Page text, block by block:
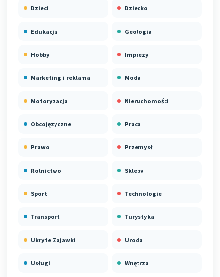
Dzieci Dziecko
Edukacja Geologia
Hobby Imprezy
Marketing i reklama Moda
Motoryzacja Nieruchomości
Obcojęzyczne Praca
Prawo Przemysł
Rolnictwo Sklepy
Sport Technologie
Transport Turystyka
Ukryte Zajawki Uroda
Usługi Wnętrza